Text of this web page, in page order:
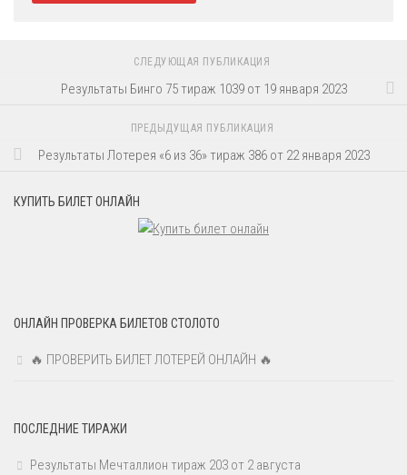
СЛЕДУЮЩАЯ ПУБЛИКАЦИЯ
Результаты Бинго 75 тираж 1039 от 19 января 2023
ПРЕДЫДУЩАЯ ПУБЛИКАЦИЯ
Результаты Лотерея «6 из 36» тираж 386 от 22 января 2023
КУПИТЬ БИЛЕТ ОНЛАЙН
ОНЛАЙН ПРОВЕРКА БИЛЕТОВ СТОЛОТО
🔥 ПРОВЕРИТЬ БИЛЕТ ЛОТЕРЕЙ ОНЛАЙН 🔥
ПОСЛЕДНИЕ ТИРАЖИ
Результаты Мечталлион тираж 203 от 2 августа